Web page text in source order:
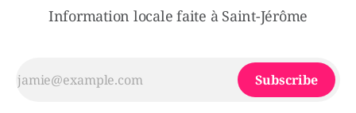
Information locale faite à Saint-Jérôme
Subscribe